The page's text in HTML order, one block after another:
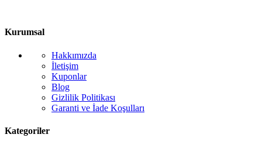
Kurumsal
Hakkımızda
İletişim
Kuponlar
Blog
Gizlilik Politikası
Garanti ve İade Koşulları
Kategoriler